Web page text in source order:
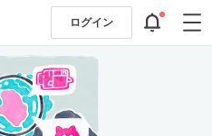
ログイン